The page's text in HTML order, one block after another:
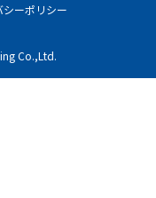
シーポリシー
Co.,Ltd.